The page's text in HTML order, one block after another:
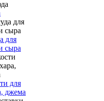
для
сыра
для
джема